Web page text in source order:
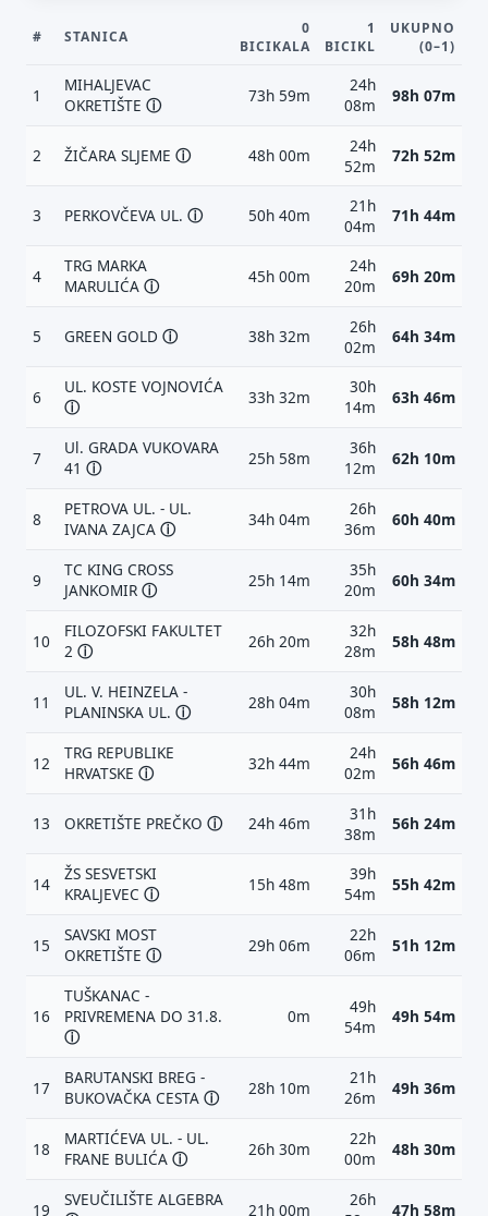
# STANICA
0
BICIKALA
1
BICIKL
UKUPNO
(0–1)
1
MIHALJEVAC
OKRETIŠTEⓘ 73h 59m
24h
08m
98h 07m
2 ŽIČARA SLJEMEⓘ 48h 00m
24h
52m
72h 52m
3 PERKOVČEVA UL.ⓘ 50h 40m
21h
04m
71h 44m
4
TRG MARKA
MARULIĆAⓘ 45h 00m
24h
20m
69h 20m
5 GREEN GOLDⓘ 38h 32m
26h
02m
64h 34m
6
UL. KOSTE VOJNOVIĆA
ⓘ
33h 32m
30h
14m
63h 46m
7
Ul. GRADA VUKOVARA
41ⓘ 25h 58m
36h
12m
62h 10m
8
PETROVA UL. - UL.
IVANA ZAJCAⓘ 34h 04m
26h
36m
60h 40m
9
TC KING CROSS
JANKOMIRⓘ 25h 14m
35h
20m
60h 34m
10
FILOZOFSKI FAKULTET
2ⓘ 26h 20m
32h
28m
58h 48m
11
UL. V. HEINZELA -
PLANINSKA UL.ⓘ 28h 04m
30h
08m
58h 12m
12
TRG REPUBLIKE
HRVATSKEⓘ 32h 44m
24h
02m
56h 46m
13 OKRETIŠTE PREČKOⓘ 24h 46m
31h
38m
56h 24m
14
ŽS SESVETSKI
KRALJEVECⓘ 15h 48m
39h
54m
55h 42m
15
SAVSKI MOST
OKRETIŠTEⓘ 29h 06m
22h
06m
51h 12m
16
TUŠKANAC -
PRIVREMENA DO 31.8.
ⓘ
0m
49h
54m
49h 54m
17
BARUTANSKI BREG -
BUKOVAČKA CESTAⓘ 28h 10m
21h
26m
49h 36m
18
MARTIĆEVA UL. - UL.
FRANE BULIĆAⓘ 26h 30m
22h
00m
48h 30m
19
SVEUČILIŠTE ALGEBRA
21h 00m
26h
47h 58m
Ne moraš upisati e-mail — prijedlog možeš poslati i anonimno.